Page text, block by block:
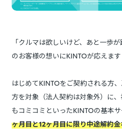
「クルマは欲しいけど、あと一歩
のお客様の想いにKINTOが応えます
はじめてKINTOをご契約される方
方を対象（法人契約は対象外）に
もコミコミといったKINTOの基本
ヶ月目と12ヶ月目に限り中途解約